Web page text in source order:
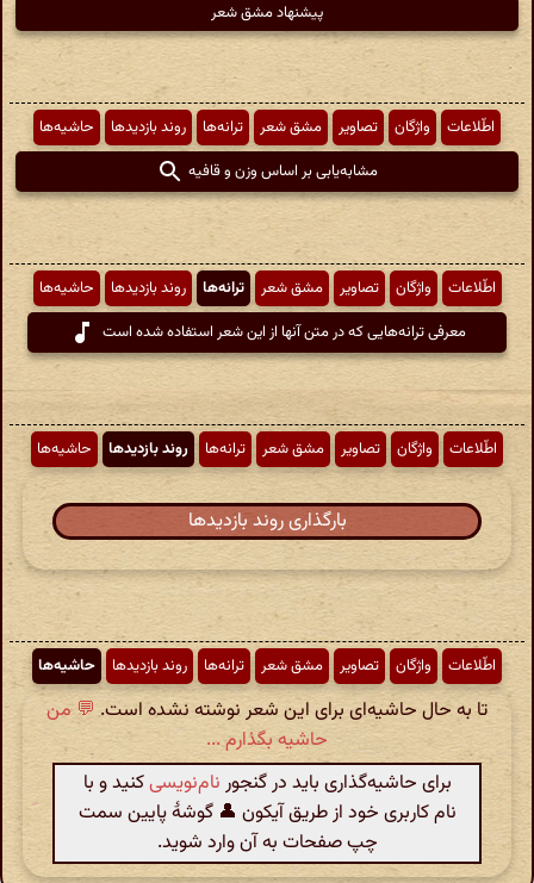
پیشنهاد مشق شعر
اطّلاعات واژگان تصاویر مشق شعر ترانه‌ها روند بازدیدها
حاشیه‌ها
مشابه‌یابی بر اساس وزن و قافیه
اطّلاعات واژگان تصاویر مشق شعر ترانه‌ها روند بازدیدها
حاشیه‌ها
معرفی ترانه‌هایی که در متن آنها از این شعر استفاده شده است
اطّلاعات واژگان تصاویر مشق شعر ترانه‌ها روند بازدیدها حاشیه‌ها
بارگذاری روند بازدیدها
اطّلاعات واژگان تصاویر مشق شعر ترانه‌ها روند بازدیدها حاشیه‌ها
تا به حال حاشیه‌ای برای این شعر نوشته نشده است.💬 من
حاشیه بگذارم ...
برای حاشیه‌گذاری باید در گنجور نام‌نویسیکنید و با
نام کاربری خود از طریق آیکون 👤 گوشهٔ پایین سمت
چپ صفحات به آن وارد شوید.